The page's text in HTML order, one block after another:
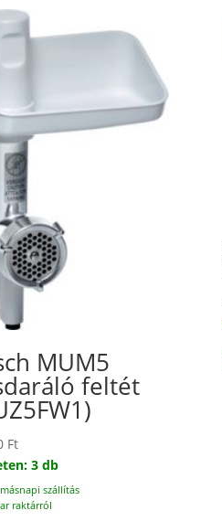
MUM5
feltét
Ft
3 db
szállítás
raktárról